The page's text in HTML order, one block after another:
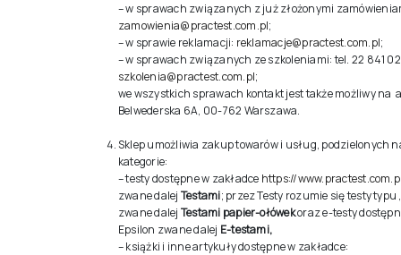
– w sprawach związanych z już złożonymi
zamowienia@practest.com.pl;
– w sprawie reklamacji: reklamacje@practest.com.pl;
– w sprawach związanych ze szkoleniami: tel. 22 841
szkolenia@practest.com.pl;
we wszystkich sprawach kontakt jest także możliwy na
Belwederska 6A, 00-762 Warszawa.
Sklep umożliwia zakup towarów i usług, podzielonych
kategorie:
– testy dostępne w zakładce https://
zwane dalej Testami; przez Testy rozumie się testy typu
zwane dalej Testami papier-ołówekoraz e-testy
Epsilon zwane dalej E-testami,
– książki i inne artykuły dostępne w zakładce: